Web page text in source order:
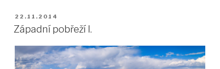
PUBLIKOVÁNO
22.11.2014
Západní pobřeží I.